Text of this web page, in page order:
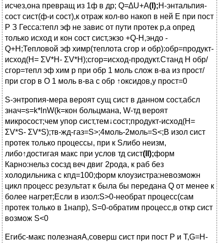
исчез,она превращ из 1ф в др; Q=∆U+A( );Н-энтальпия-
сост сист(ф-и сост),к отраж кол-во накоп в ней Е при пост
Р З Гесса:тепл эф не завис от пути протек р,а опред
только исход и кон сост сист,экзо +Q-H,эндо -
Q+H;Тепловой эф химр(теплота сгор и обр):обр=продукт-
исход(Н= ΣV*H- ΣV*H);сгор=исход-продукт.Станд Н обр/
сгор=тепл эф хим р при обр 1 моль слож в-ва из прост/
при сгор в О 1 моль в-ва с обр ↑оксидов,у прост=0
S-энтропия-мера вероят сущ сист в данном сост,абсл
знач=s=k*lnW(k=кон больцмана, W-тд вероят
микросост;чем упор сист,тем↓сост;продукт-исход(Н=
ΣV*S- ΣV*S);тв-жд-газ=S>;4моль-2моль=S<;В изол сист
протек только процессы, при к Sлибо неизм,
либо↑достигая макс при услов тд сист(I );форм
Карно:нельз сосзд веч двиг 2рода, к раб без
холодильника с кпд=100;форм клоузистра:невозможн
цикл процесс результат к была бы передана Q от менее к
более нагрет;Если в изол:S>0-необрат процесс(сам
протек только в 1напр), S=0-обратим процесс,в откр сист
возмож S<0
Егибс-макс полезнаяА,соверш сист при пост Р и Т,G=H-